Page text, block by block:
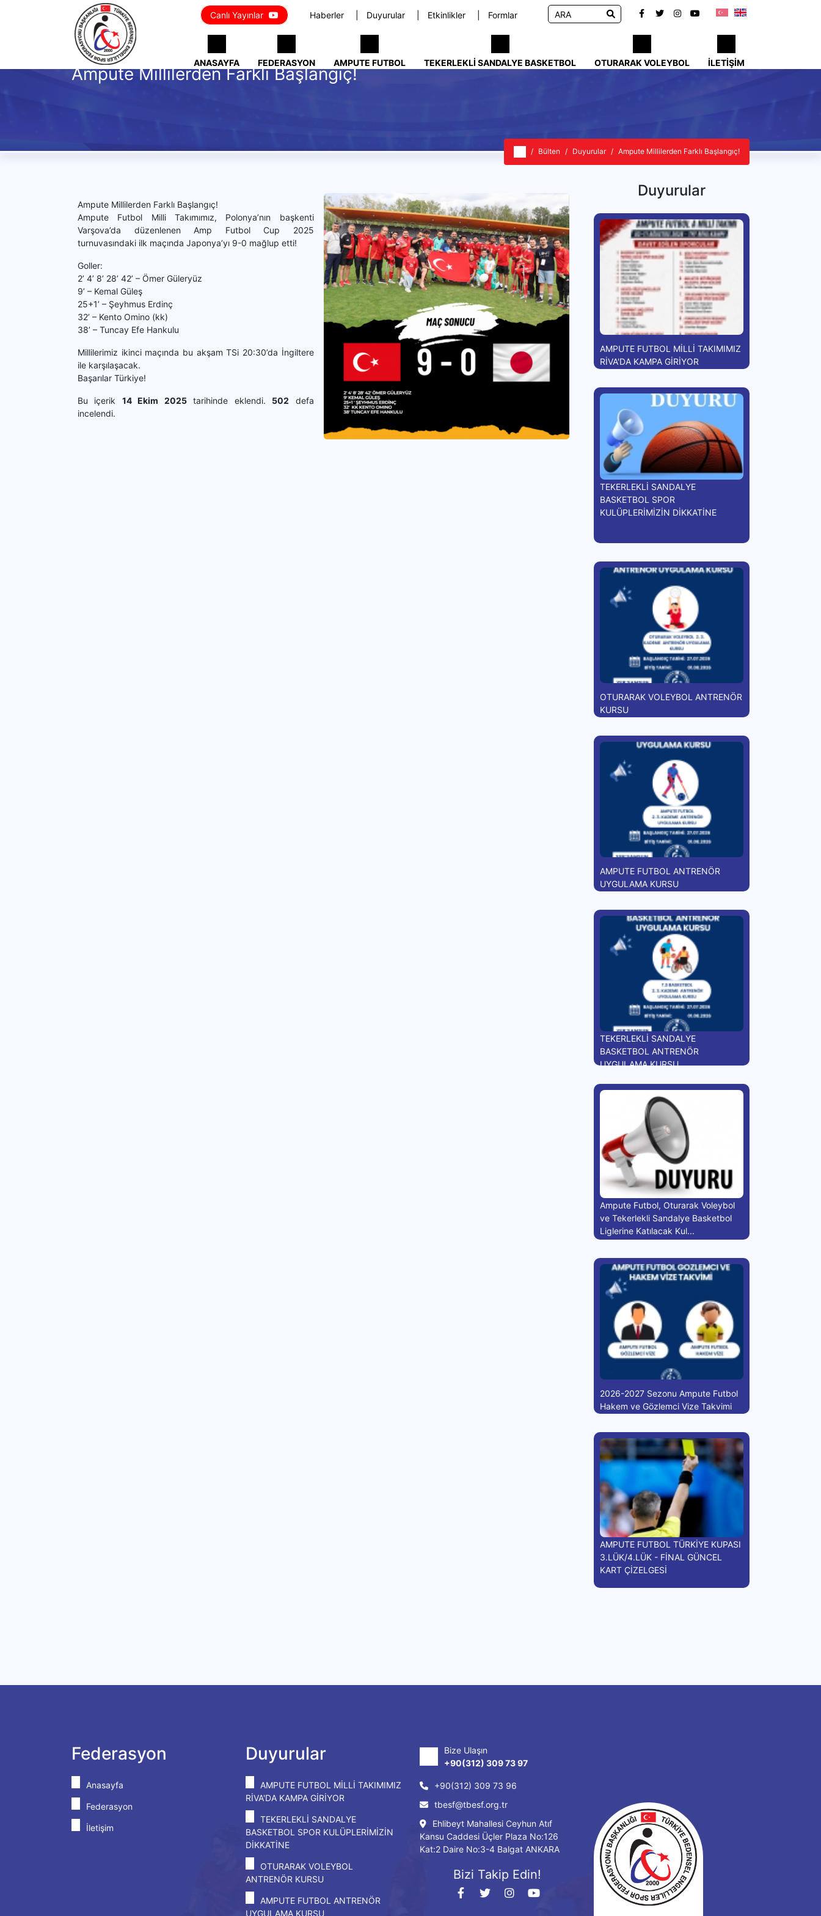
Haberler Duyurular Etkinlikler Formlar
Canlı Yayınlar
ANASAYFA FEDERASYON AMPUTE FUTBOL TEKERLEKLI SANDALYE BASKETBOL OTURARAK VOLEYBOL İLETIŞIM
Ampute Millilerden Farklı Başlangıç!
Bülten Duyurular Ampute Millilerden Farklı Başlangıç!
Ampute Millilerden Farklı Başlangıç!
Ampute Futbol Milli Takımımız, Polonya’nın başkenti
Varşova’da düzenlenen Amp Futbol Cup 2025
turnuvasındaki ilk maçında Japonya’yı 9-0 mağlup etti!
Goller:
2’ 4’ 8’ 28’ 42’ – Ömer Güleryüz
9’ – Kemal Güleş
25+1’ – Şeyhmus Erdinç
32’ – Kento Omino (kk)
38’ – Tuncay Efe Hankulu
Millilerimiz ikinci maçında bu akşam TSi 20:30’da İngiltere
ile karşılaşacak.
Başarılar Türkiye!
Bu içerik 14 Ekim 2025tarihinde eklendi. 502 defa
incelendi.
Duyurular
AMPUTE FUTBOL MİLLİ TAKIMIMIZ
RİVA'DA KAMPA GİRİYOR
TEKERLEKLİ SANDALYE
BASKETBOL SPOR
KULÜPLERİMİZİN DİKKATİNE
OTURARAK VOLEYBOL ANTRENÖR
KURSU
AMPUTE FUTBOL ANTRENÖR
UYGULAMA KURSU
TEKERLEKLİ SANDALYE
BASKETBOL ANTRENÖR
UYGULAMA KURSU
Ampute Futbol, Oturarak Voleybol
ve Tekerlekli Sandalye Basketbol
Liglerine Katılacak Kul...
2026-2027 Sezonu Ampute Futbol
Hakem ve Gözlemci Vize Takvimi
AMPUTE FUTBOL TÜRKİYE KUPASI
3.LÜK/4.LÜK - FİNAL GÜNCEL
KART ÇİZELGESİ
Federasyon
Anasayfa
Federasyon
İletişim
Duyurular
AMPUTE FUTBOL MİLLİ TAKIMIMIZ
RİVA'DA KAMPA GİRİYOR
TEKERLEKLİ SANDALYE
BASKETBOL SPOR KULÜPLERİMİZİN
DİKKATİNE
OTURARAK VOLEYBOL
ANTRENÖR KURSU
AMPUTE FUTBOL ANTRENÖR
UYGULAMA KURSU
Bize Ulaşın
+90(312) 309 73 97
+90(312) 309 73 96
tbesf@tbesf.org.tr
Ehlibeyt Mahallesi Ceyhun Atıf
Kansu Caddesi Üçler Plaza No:126
Kat:2 Daire No:3-4 Balgat ANKARA
Bizi Takip Edin!